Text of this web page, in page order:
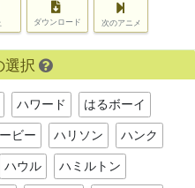
ダウンロード 次のアニメ
選択
ハワード はるボーイ
ビー ハリソン ハンク
ハウル ハミルトン